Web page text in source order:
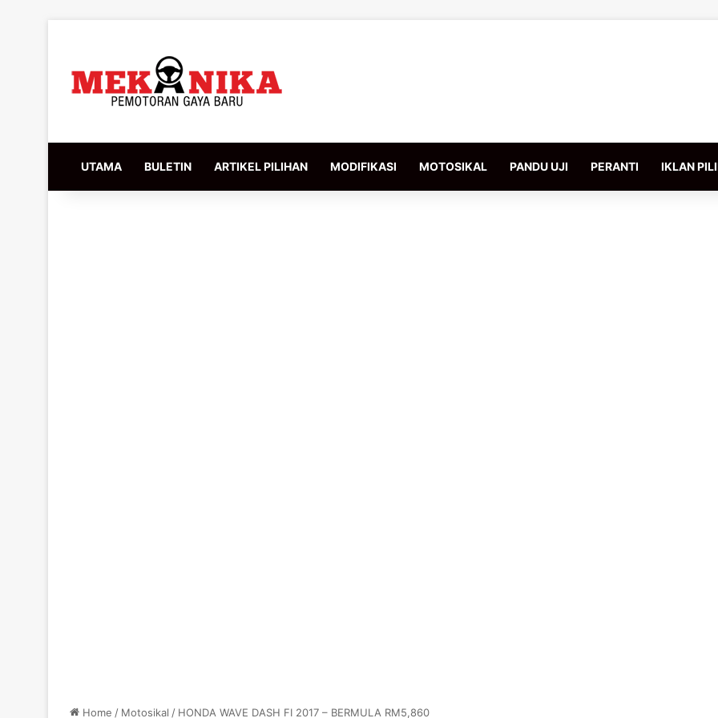
UTAMA BULETIN ARTIKEL PILIHAN MODIFIKASI MOTOSIKAL PANDU UJI PERANTI IKLAN
Home / Motosikal / HONDA WAVE DASH FI 2017 – BERMULA RM5,860